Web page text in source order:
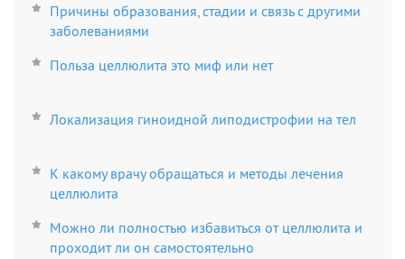
Причины образования, стадии и связь с другими
заболеваниями
Польза целлюлита это миф или нет
Локализация гиноидной липодистрофии на тел
К какому врачу обращаться и методы лечения
целлюлита
Можно ли полностью избавиться от целлюлита и
проходит ли он самостоятельно